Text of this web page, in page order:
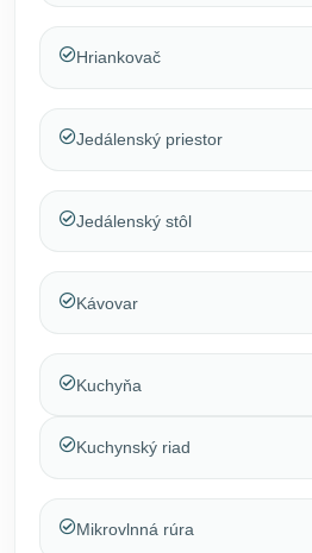
Hriankovač
Jedálenský priestor
Jedálenský stôl
Kávovar
Kuchyňa
Kuchynský riad
Mikrovlnná rúra